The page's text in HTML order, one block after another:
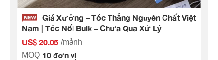
Giá Xưởng – Tóc Thẳng Nguyên Chất Việt
Nam | Tóc Nối Bulk – Chưa Qua Xử Lý
US$ 20.05 /mảnh
MOQ 10 đơn vị